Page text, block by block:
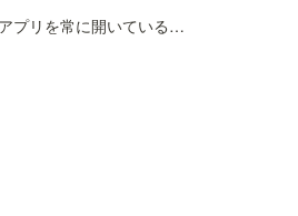
MAMORIOアプリを常に開いている必要はありますか